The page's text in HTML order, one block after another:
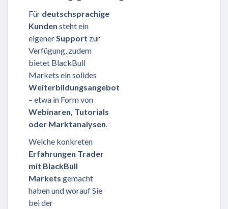
Für deutschsprachige
Kunden steht ein
eigener Support zur
Verfügung, zudem
bietet BlackBull
Markets ein solides
Weiterbildungsangebot
– etwa in Form von
Webinaren, Tutorials
oder Marktanalysen
Welche konkreten
Erfahrungen Trader
mit BlackBull
Markets gemacht
haben und worauf Sie
bei der